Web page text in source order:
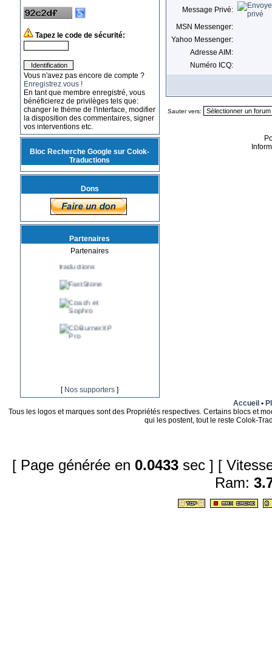
Tapez le code de sécurité:
Vous n'avez pas encore de compte ?
Enregistrez vous !
En tant que membre enregistré, vous
bénéficierez de privilèges tels que:
changer le thème de l'interface, modifier
la disposition des commentaires, signer
vos interventions etc.
Bloc Recherche Google sur Colok-
Traductions
Dons
Partenaires
Partenaires
[ Nos supporters ]
Message Privé:
MSN Messenger:
Yahoo Messenger:
Adresse AIM:
Numéro ICQ:
Sauter vers:
Accueil •
Tous les logos et marques sont des Propriétés respectives. Certains blocs et
qui les postent, tout le reste Colok-
[ Page générée en 0.0433 sec ] [
Ram: